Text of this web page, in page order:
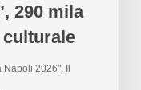
290 mila
Napoli 2026". Il